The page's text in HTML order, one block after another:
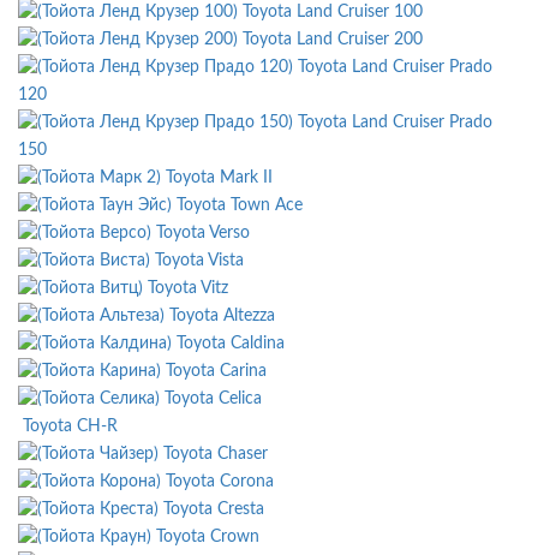
Toyota Land Cruiser 100
Toyota Land Cruiser 200
Toyota Land Cruiser Prado
120
Toyota Land Cruiser Prado
150
Toyota Mark II
Toyota Town Ace
Toyota Verso
Toyota Vista
Toyota Vitz
Toyota Altezza
Toyota Caldina
Toyota Carina
Toyota Celica
Toyota CH-R
Toyota Chaser
Toyota Corona
Toyota Cresta
Toyota Crown